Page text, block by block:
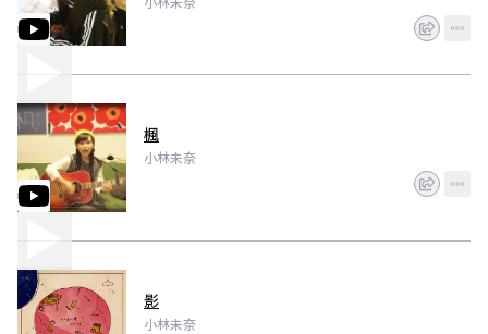
楓
小林未奈
影
小林未奈